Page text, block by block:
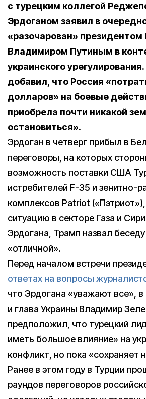
с турецким коллегой
Эрдоганом заявил в
«разочарован» президентом
Владимиром Путиным в
украинского
добавил, что Россия
долларов» на боевые
приобрела почти никакой
остановиться».
Эрдоган в четверг прибыл в
переговоры, на которых
возможность поставки США
истребителей F-35 и зенитно-
комплексов Patriot
ситуацию в секторе Газа и
Эрдогана, Трамп назвал
«отличной».
Перед началом встречи
ответах на вопросы
что Эрдогана «уважают все»,
и глава Украины Владимир
предположил, что турецкий
иметь большое влияние» на
конфликт, но пока «сохраняет
Ранее в этом году в Турции
раундов переговоров